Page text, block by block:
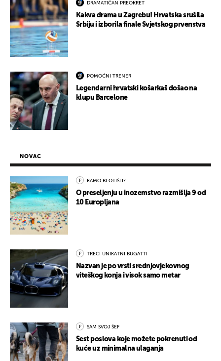
DRAMATIČAN PREOKRET
Kakva drama u Zagrebu! Hrvatska srušila
Srbiju i izborila finale Svjetskog prvenstva
POMOĆNI TRENER
Legendarni hrvatski košarkaš došao na
klupu Barcelone
NOVAC
KAMO BI OTIŠLI?
O preseljenju u inozemstvo razmišlja 9 od
10 Europljana
TREĆI UNIKATNI BUGATTI
Nazvan je po vrsti srednjovjekovnog
viteškog konja i visok samo metar
SAM SVOJ ŠEF
Šest poslova koje možete pokrenuti od
kuće uz minimalna ulaganja